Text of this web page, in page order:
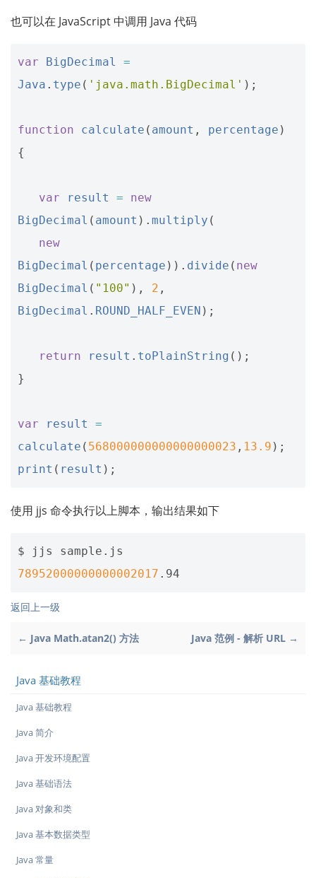
也可以在 JavaScript 中调用 Java 代码
var BigDecimal
=
Java . type ( 'java.math.BigDecimal' );
function calculate ( amount , percentage )
{
var result =
new
BigDecimal ( amount ). multiply (
new
BigDecimal ( percentage )). divide ( new
BigDecimal ( "100" ), 2 ,
BigDecimal . ROUND_HALF_EVEN );
return result . toPlainString ();
}
var result
=
calculate ( 568000000000000000023 , 13.9 );
print ( result );
使用 jjs 命令执行以上脚本，输出结果如下
78952000000000002017
返回上一级
← Java Math.atan2() 方法 Java 范例 - 解析 URL →
Java 基础教程
Java 基础教程
Java 简介
Java 开发环境配置
Java 基础语法
Java 对象和类
Java 基本数据类型
Java 常量